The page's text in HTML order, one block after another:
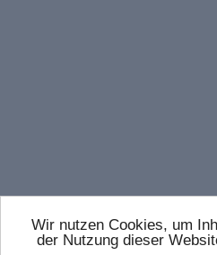
Wir nutzen Cookies, um
der Nutzung dieser